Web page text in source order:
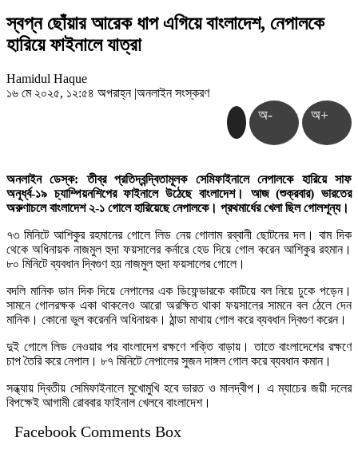
স্বপ্ন ছোঁয়ার আরেক ধাপ এগিয়ে বাংলাদেশ, নেপালকে
হারিয়ে ফাইনালে যাত্রা
Hamidul Haque
১৬ মে ২০২৫, ১২:৫৪ অপরাহ্ন |অনলাইন সংস্করণ
অ- অ+
অনলাইন ডেস্ক: তীব্র প্রতিদ্বন্দ্বিতামূলক সেমিফাইনালে নেপালকে হারিয়ে সাফ
অনূর্ধ্ব-১৯ চ্যাম্পিয়নশিপের ফাইনালে উঠেছে বাংলাদেশ। আজ (শুক্রবার) ভারতের
অরুণাচলে বাংলাদেশ ২-১ গোলে হারিয়েছে নেপালকে। প্রথমার্ধের খেলা ছিল গোলশূন্য।
৭৩ মিনিটে আশিকুর রহমানের গোলে লিড নেয় গোলাম রব্বানী ছোটনের দল। বাম দিক
থেকে অধিনায়ক নাজমুল হুদা ফয়সালের কর্নারে হেড দিয়ে গোল করেন আশিকুর রহমান।
৮০ মিনিটে ব্যবধান দ্বিগুণ হয় নাজমুল হুদা ফয়সালের গোলে।
বদলি মানিক ডান দিক দিয়ে নেপালের এক ডিফেন্ডারকে কাটিয়ে বল নিয়ে ঢুকে পড়েন।
সামনে গোলরক্ষক একা থাকলেও আরো অরক্ষিত থাকা ফয়সালের সামনে বল ঠেলে দেন
মানিক। কোনো ভুল করেননি অধিনায়ক। ঠান্ডা মাথায় গোল করে ব্যবধান দ্বিগুণ করেন।
দুই গোলে লিড নেওয়ার পর বাংলাদেশ রক্ষণে শক্তি বাড়ায়। তাতে বাংলাদেশের রক্ষণে
চাপ তৈরি করে নেপাল। ৮৭ মিনিটে নেপালের সুজন দাঙ্গল গোল করে ব্যবধান কমান।
সন্ধ্যায় দ্বিতীয় সেমিফাইনালে মুখোমুখি হবে ভারত ও মালদ্বীপ। এ ম্যাচের জয়ী দলের
বিপক্ষেই আগামী রোববার ফাইনাল খেলবে বাংলাদেশ।
Facebook Comments Box